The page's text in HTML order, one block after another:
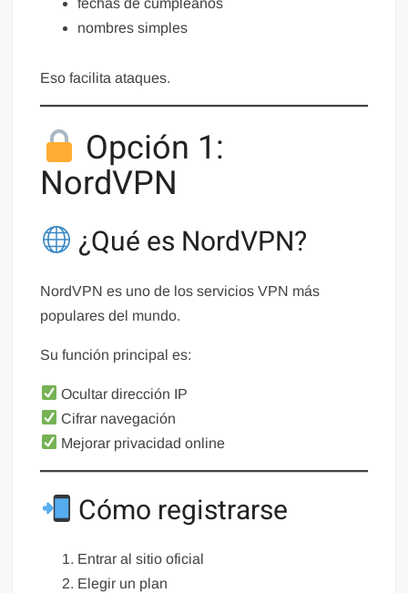
nombres simples
Eso facilita ataques.
Opción 1:
NordVPN
¿Qué es NordVPN?
NordVPN es uno de los servicios VPN más
populares del mundo.
Su función principal es:
Ocultar dirección IP
Cifrar navegación
Mejorar privacidad online
Cómo registrarse
Entrar al sitio oficial
Elegir un plan